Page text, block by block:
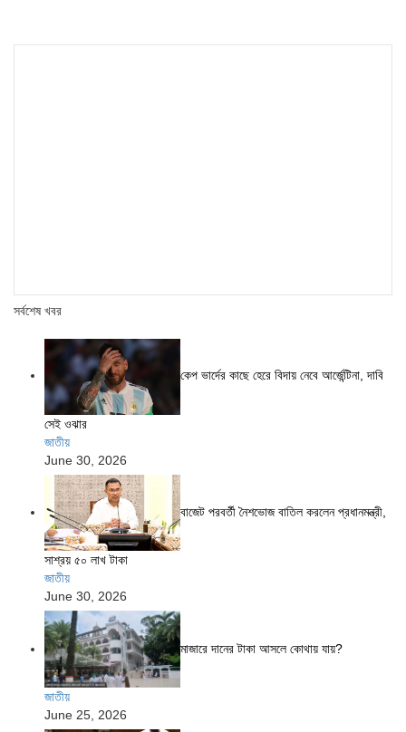
সর্বশেষ খবর
কেপ ভার্দের কাছে হেরে বিদায় নেবে আর্জেন্টিনা, দাবি
সেই ওঝার
জাতীয়
June 30, 2026
বাজেট পরবর্তী নৈশভোজ বাতিল করলেন প্রধানমন্ত্রী,
সাশ্রয় ৫০ লাখ টাকা
জাতীয়
June 30, 2026
মাজারে দানের টাকা আসলে কোথায় যায়?
জাতীয়
June 25, 2026